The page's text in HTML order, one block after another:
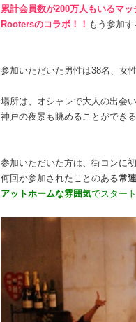
累計会員数が200万人もいるマッ
Rootersのコラボ！！ もう参加
参加いただいた男性は38名、女
場所は、オシャレで大人の出会
神戸の夜景も眺めることができ
参加いただいた方は、街コンに
何回か参加されたことのある常
アットホームな雰囲気でスター